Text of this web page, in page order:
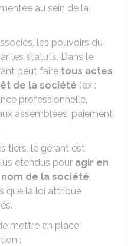
au sein de la
les pouvoirs du
les statuts. Dans le
peut faire tous actes
de la société (ex :
professionnelle,
assemblées, paiement
tiers, le gérant est
étendus pour agir en
de la société,
que la loi attribue
mettre en place
: